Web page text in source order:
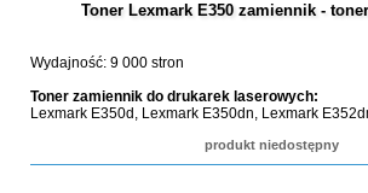
Toner Lexmark E350 zamiennik -
Wydajność: 9 000 stron
Toner zamiennik do drukarek laserowych:
Lexmark E350d, Lexmark E350dn, Lexmark
produkt niedostępny